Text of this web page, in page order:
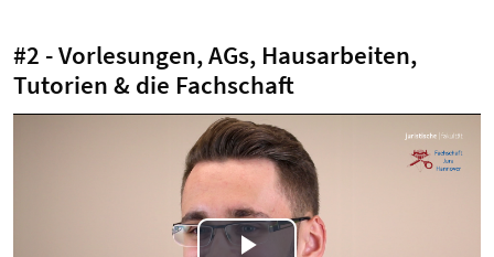
#2 - Vorlesungen, AGs, Hausarbeiten,
Tutorien & die Fachschaft